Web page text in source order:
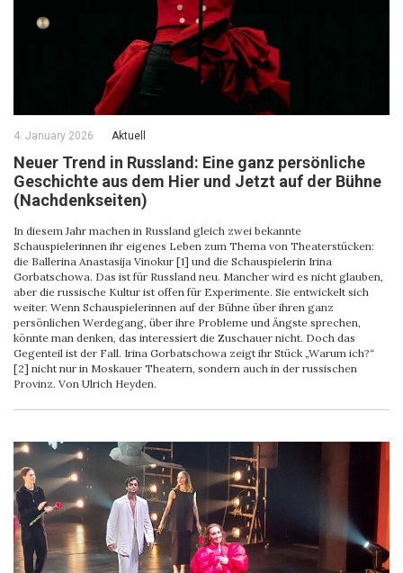
4. January 2026 Aktuell
Neuer Trend in Russland: Eine ganz persönliche
Geschichte aus dem Hier und Jetzt auf der Bühne
(Nachdenkseiten)
In diesem Jahr machen in Russland gleich zwei bekannte
Schauspielerinnen ihr eigenes Leben zum Thema von Theaterstücken:
die Ballerina Anastasija Vinokur [1] und die Schauspielerin Irina
Gorbatschowa. Das ist für Russland neu. Mancher wird es nicht glauben,
aber die russische Kultur ist offen für Experimente. Sie entwickelt sich
weiter. Wenn Schauspielerinnen auf der Bühne über ihren ganz
persönlichen Werdegang, über ihre Probleme und Ängste sprechen,
könnte man denken, das interessiert die Zuschauer nicht. Doch das
Gegenteil ist der Fall. Irina Gorbatschowa zeigt ihr Stück „Warum ich?“
[2] nicht nur in Moskauer Theatern, sondern auch in der russischen
Provinz. Von Ulrich Heyden.